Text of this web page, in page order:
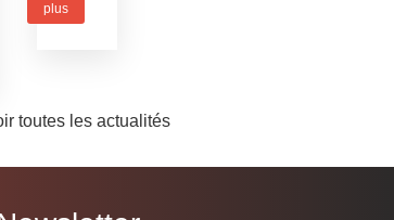
plus
toutes les actualités